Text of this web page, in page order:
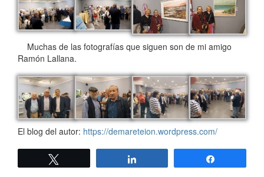
Muchas de las fotografías que siguen son de mi amigo
Ramón Lallana.
El blog del autor: https://demareteion.wordpress.com/